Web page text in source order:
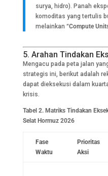
surya, hidro). Panah
komoditas yang tertulis
melainkan “Compute
5. Arahan Tindakan
Mengacu pada peta jalan
strategis ini, berikut adalah
dapat dieksekusi dalam
krisis.
Tabel 2. Matriks Tindakan
Selat Hormuz 2026
Fase
Waktu
Prioritas
Aksi